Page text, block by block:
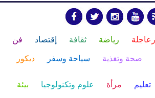
رياضة ثقافة إقتصاد فن
صحة وتغذية سياحة وسفر ديكور
تعليم مرأة علوم وتكنولوجيا بيئة